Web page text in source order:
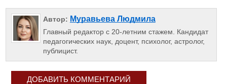
Автор: Муравьева Людмила
Главный редактор с 20-летним стажем. Кандидат
педагогических наук, доцент, психолог, астролог,
публицист.
ДОБАВИТЬ КОММЕНТАРИЙ